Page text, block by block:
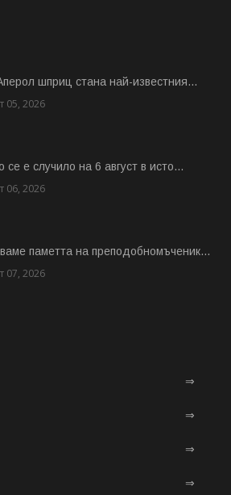
шприц стана най-известния...
05, 2026
се е случило на 6 август в исто...
06, 2026
паметта на преподобномъченик...
07, 2026
⇒
⇒
⇒
⇒